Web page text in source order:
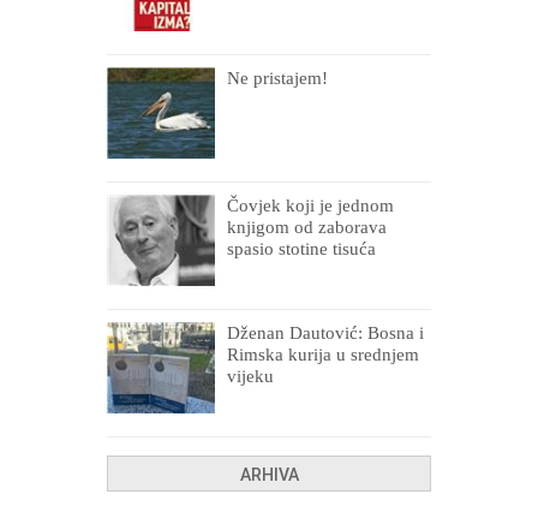
Ne pristajem!
Čovjek koji je jednom
knjigom od zaborava
spasio stotine tisuća
Dženan Dautović: Bosna i
Rimska kurija u srednjem
vijeku
ARHIVA